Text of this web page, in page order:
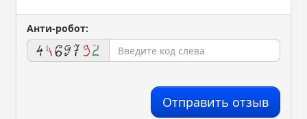
Анти-робот:
Отправить отзыв